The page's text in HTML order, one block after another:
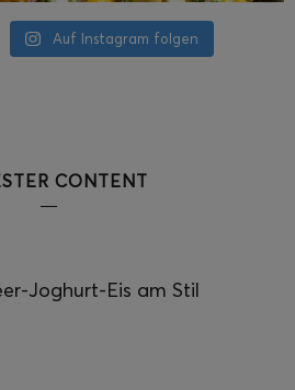
Auf Instagram folgen
CONTENT
Joghurt-Eis am Stil